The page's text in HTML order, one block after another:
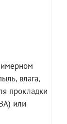
влага,
прокладки
или